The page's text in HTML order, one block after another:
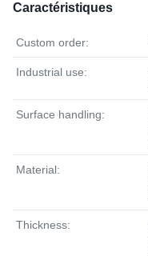
Caractéristiques
Custom order:
Industrial use:
Surface handling:
Material:
Thickness: